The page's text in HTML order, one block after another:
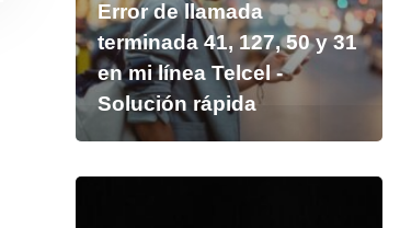
Error de llamada
terminada 41, 127, 50 y 31
en mi línea Telcel -
Solución rápida